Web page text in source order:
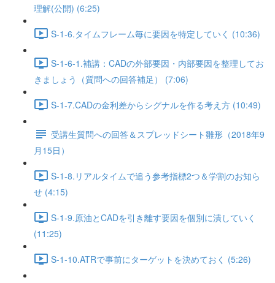
理解(公開) (6:25)
S-1-6.タイムフレーム毎に要因を特定していく (10:36)
S-1-6-1.補講：CADの外部要因・内部要因を整理してお
きましょう（質問への回答補足） (7:06)
S-1-7.CADの金利差からシグナルを作る考え方 (10:49)
受講生質問への回答＆スプレッドシート雛形（2018年9
月15日）
S-1-8.リアルタイムで追う参考指標2つ＆学割のお知ら
せ (4:15)
S-1-9.原油とCADを引き離す要因を個別に潰していく
(11:25)
S-1-10.ATRで事前にターゲットを決めておく (5:26)